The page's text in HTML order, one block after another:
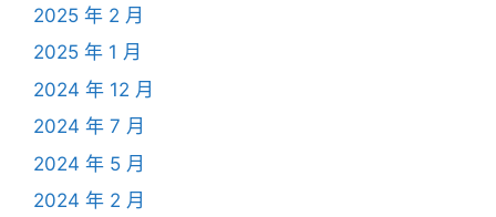
2025 年 2 月
2025 年 1 月
2024 年 12 月
2024 年 7 月
2024 年 5 月
2024 年 2 月